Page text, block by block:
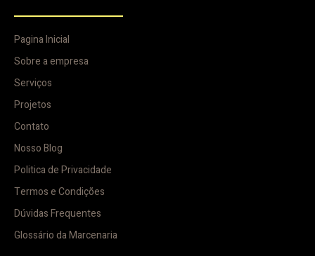
Pagina Inicial
Sobre a empresa
Serviços
Projetos
Contato
Nosso Blog
Politica de Privacidade
Termos e Condições
Dúvidas Frequentes
Glossário da Marcenaria